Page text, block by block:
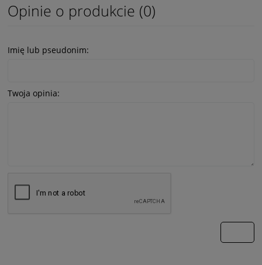
Opinie o produkcie (0)
Imię lub pseudonim:
Twoja opinia: